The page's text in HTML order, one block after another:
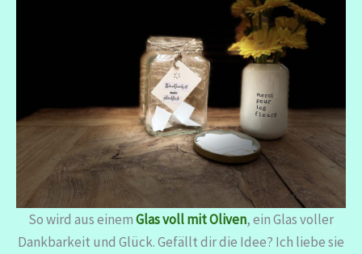
So wird aus einemGlas voll mit Oliven, ein Glas voller
Dankbarkeit und Glück. Gefällt dir die Idee? Ich liebe sie